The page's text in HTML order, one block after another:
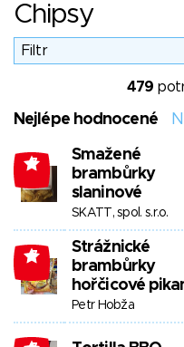
Chipsy
479
Nejlépe hodnocené
-7
Smažené
brambůrky
slaninové
SKATT, spol. s.r.o.
-7
Strážnické
brambůrky
hořčicové
Petr Hobža